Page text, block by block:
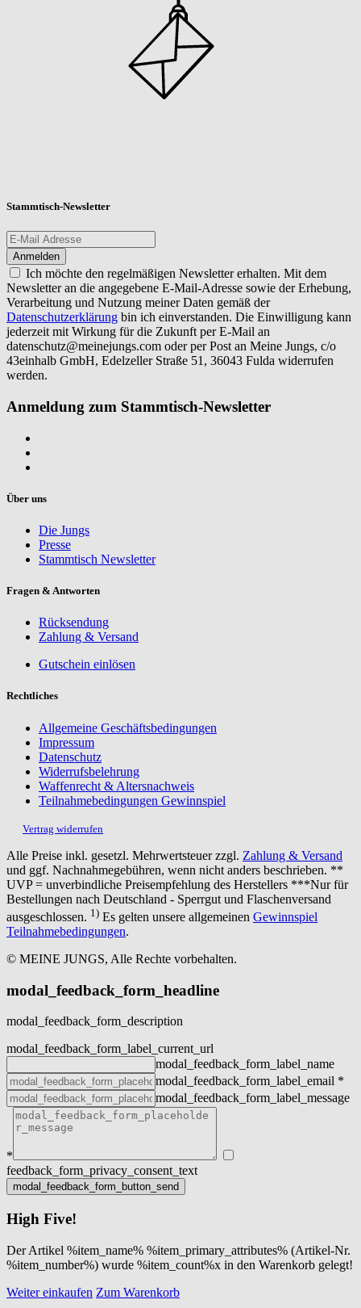
Stammtisch-Newsletter
Ich möchte den regelmäßigen Newsletter erhalten. Mit dem
Newsletter an die angegebene E-Mail-Adresse sowie der Erhebung,
Verarbeitung und Nutzung meiner Daten gemäß der
Datenschutzerklärung bin ich einverstanden. Die Einwilligung kann
jederzeit mit Wirkung für die Zukunft per E-Mail an
datenschutz@meinejungs.com oder per Post an Meine Jungs, c/o
43einhalb GmbH, Edelzeller Straße 51, 36043 Fulda widerrufen
werden.
Anmeldung zum Stammtisch-Newsletter
Über uns
Die Jungs
Presse
Stammtisch Newsletter
Fragen & Antworten
Rücksendung
Zahlung & Versand
Gutschein einlösen
Rechtliches
Allgemeine Geschäftsbedingungen
Impressum
Datenschutz
Widerrufsbelehrung
Waffenrecht & Altersnachweis
Teilnahmebedingungen Gewinnspiel
Vertrag widerrufen
Alle Preise inkl. gesetzl. Mehrwertsteuer zzgl. Zahlung & Versand
und ggf. Nachnahmegebühren, wenn nicht anders beschrieben. **
UVP = unverbindliche Preisempfehlung des Herstellers ***Nur für
Bestellungen nach Deutschland - Sperrgut und Flaschenversand
ausgeschlossen. 1) Es gelten unsere allgemeinen Gewinnspiel
Teilnahmebedingungen.
© MEINE JUNGS, Alle Rechte vorbehalten.
modal_feedback_form_headline
modal_feedback_form_description
modal_feedback_form_label_current_url
modal_feedback_form_label_name
modal_feedback_form_label_email *
modal_feedback_form_label_message
*
feedback_form_privacy_consent_text
High Five!
Der Artikel %item_name% %item_primary_attributes% (Artikel-Nr.
%item_number%) wurde %item_count%x in den Warenkorb gelegt!
Weiter einkaufen Zum Warenkorb